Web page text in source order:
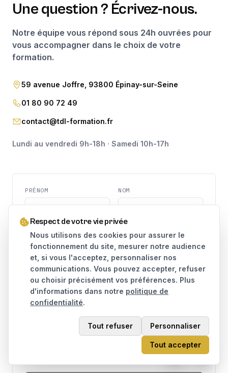
Respect de votre vie privée
Nous utilisons des cookies pour assurer le
fonctionnement du site, mesurer notre audience
et, si vous l'acceptez, personnaliser nos
communications. Vous pouvez accepter, refuser
ou choisir précisément vos préférences. Plus
d'informations dans notre politique de
confidentialité.
Tout refuser Personnaliser
Tout accepter
Une question ? Écrivez-nous.
Notre équipe vous répond sous 24h ouvrées pour
vous accompagner dans le choix de votre
formation.
59 avenue Joffre, 93800 Épinay-sur-Seine
01 80 90 72 49
contact@tdl-formation.fr
Lundi au vendredi 9h-18h · Samedi 10h-17h
PRÉNOM NOM
TÉLÉPHONE
MESSAGE
J'accepte que mes données soient utilisées pour traiter
politique de